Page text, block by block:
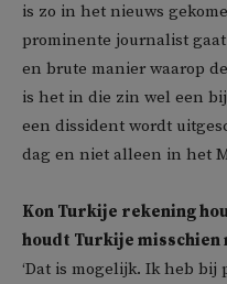
is zo in het nieuws
prominente journalist
en brute manier waarop
is het in die zin wel een
een dissident wordt
dag en niet alleen in het
Kon Turkije rekening
houdt Turkije
‘Dat is mogelijk. Ik heb